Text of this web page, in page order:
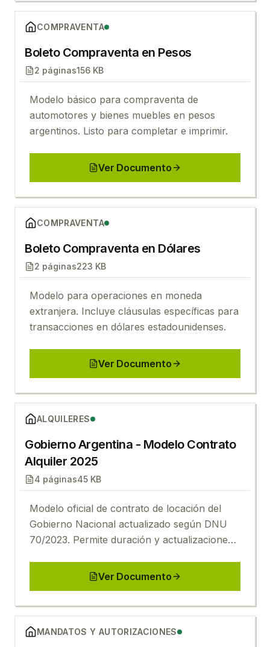
VerBoleto Compraventa en Pesos
COMPRAVENTA
Boleto Compraventa en Pesos
2 páginas156 KB
Modelo básico para compraventa de
automotores y bienes muebles en pesos
argentinos. Listo para completar e imprimir.
Ver Documento
VerBoleto Compraventa en Dólares
COMPRAVENTA
Boleto Compraventa en Dólares
2 páginas223 KB
Modelo para operaciones en moneda
extranjera. Incluye cláusulas específicas para
transacciones en dólares estadounidenses.
Ver Documento
VerGobierno Argentina - Modelo Contrato Alquiler
ALQUILERES
Gobierno Argentina - Modelo Contrato
Alquiler 2025
4 páginas45 KB
Modelo oficial de contrato de locación del
Gobierno Nacional actualizado según DNU
70/2023. Permite duración y actualizaciones
Ver Documento
VerCámara Inmobiliaria Argentina - Autorización de
MANDATOS Y AUTORIZACIONES